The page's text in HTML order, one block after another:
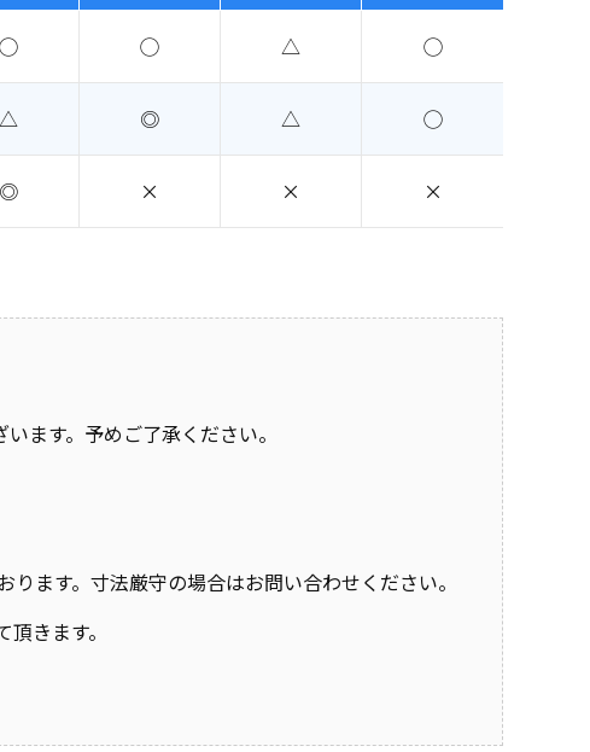
◯ ◯ △ ◯
△ ◎ △ ◯
◎ × × ×
ます。予めご了承ください。
す。寸法厳守の場合はお問い合わせください。
きます。